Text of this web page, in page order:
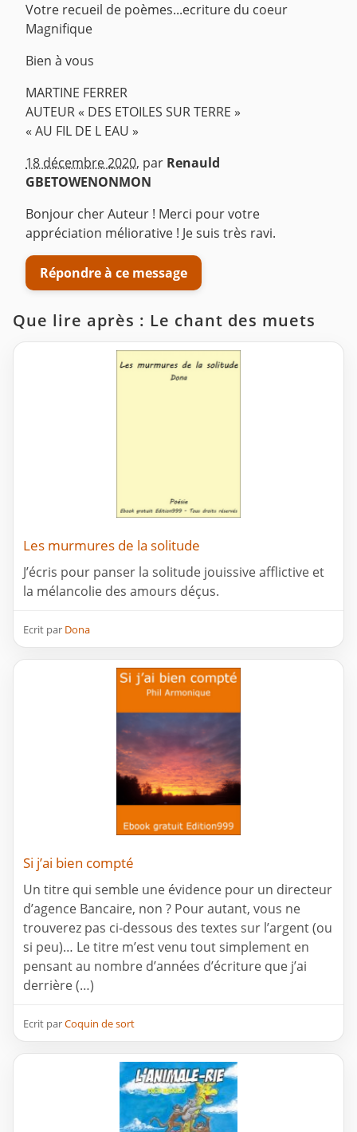
Votre recueil de poèmes...ecriture du coeur
Magnifique
Bien à vous
MARTINE FERRER
AUTEUR « DES ETOILES SUR TERRE »
« AU FIL DE L EAU »
^
18 décembre 2020, par Renauld
GBETOWENONMON
Bonjour cher Auteur ! Merci pour votre
appréciation méliorative ! Je suis très ravi.
Répondre à ce message
Que lire après : Le chant des muets
Les murmures de la solitude
J’écris pour panser la solitude jouissive afflictive et
la mélancolie des amours déçus.
Ecrit par Dona
Si j’ai bien compté
Un titre qui semble une évidence pour un directeur
d’agence Bancaire, non ? Pour autant, vous ne
trouverez pas ci-dessous des textes sur l’argent (ou
si peu)… Le titre m’est venu tout simplement en
pensant au nombre d’années d’écriture que j’ai
derrière (…)
Ecrit parCoquin de sort